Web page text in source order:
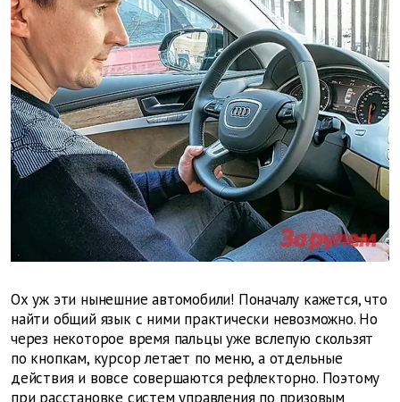
Ох уж эти нынешние автомобили! Поначалу кажется, что
найти общий язык с ними практически невозможно. Но
через некоторое время пальцы уже вслепую скользят
по кнопкам, курсор летает по меню, а отдельные
действия и вовсе совершаются рефлекторно. Поэтому
при расстановке систем управления по призовым